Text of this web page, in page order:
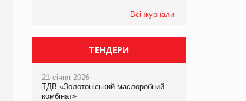
Всі журнали
ТЕНДЕРИ
21 січня 2026
ТДВ «Золотоніський маслоробний
комбінат»